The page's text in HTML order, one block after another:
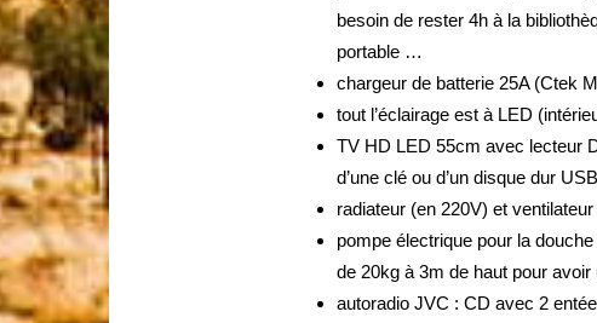
besoin de rester 4h à la
portable …
chargeur de batterie 25A (Ctek
tout l’éclairage est à LED
TV HD LED 55cm avec lecteur
d’une clé ou d’un disque dur
radiateur (en 220V) et
pompe électrique pour la
de 20kg à 3m de haut pour
autoradio JVC : CD avec 2